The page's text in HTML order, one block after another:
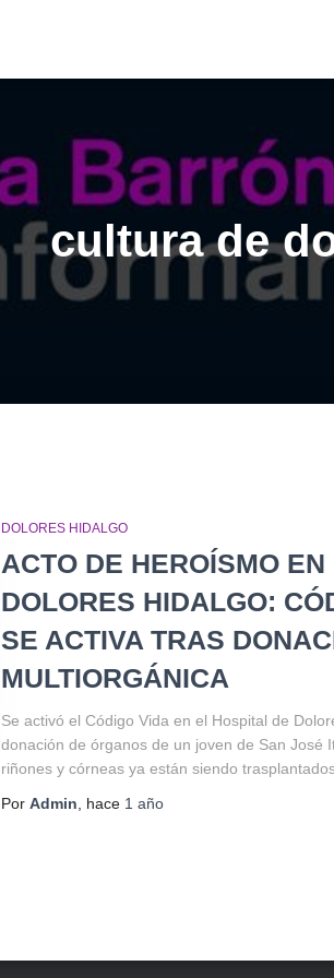
cultura de
DOLORES HIDALGO
ACTO DE HEROÍSMO EN
DOLORES HIDALGO:
SE ACTIVA TRAS
MULTIORGÁNICA
Se activó el Código Vida en el Hospital de
donación de órganos de un joven de San José
riñones y córneas ya están siendo
Por Admin , hace 1 año